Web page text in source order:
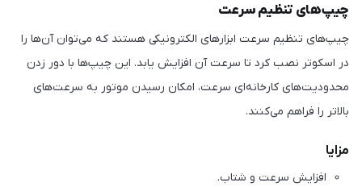
چیپ‌های تنظیم سرعت
چیپ‌های تنظیم سرعت ابزارهای الکترونیکی هستند که می‌توان آن‌ها را
در اسکوتر نصب کرد تا سرعت آن افزایش یابد. این چیپ‌ها با دور زدن
محدودیت‌های کارخانه‌ای سرعت، امکان رسیدن موتور به سرعت‌های
بالاتر را فراهم می‌کنند.
مزایا
افزایش سرعت و شتاب.